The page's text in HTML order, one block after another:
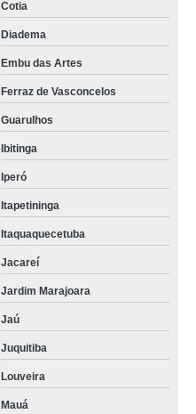
Cotia
Diadema
Embu das Artes
Ferraz de Vasconcelos
Guarulhos
Ibitinga
Iperó
Itapetininga
Itaquaquecetuba
Jacareí
Jardim Marajoara
Jaú
Juquitiba
Louveira
Mauá